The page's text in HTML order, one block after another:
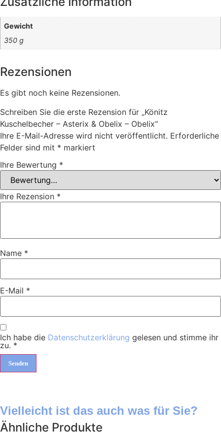
Gewicht
350 g
Rezensionen
Es gibt noch keine Rezensionen.
Schreiben Sie die erste Rezension für „Könitz
Kuschelbecher – Asterix & Obelix – Obelix“
Ihre E-Mail-Adresse wird nicht veröffentlicht. Erforderliche
Felder sind mit * markiert
Ihre Bewertung *
Ihre Rezension *
Name *
E-Mail *
Ich habe die Datenschutzerklärung gelesen und stimme ihr
zu. *
Vielleicht ist das auch was für Sie?
Ähnliche Produkte